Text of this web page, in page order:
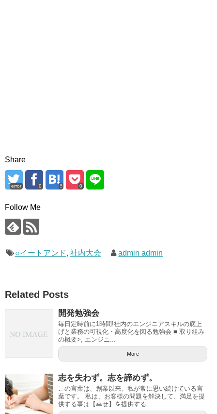
Share
error 0 0
Follow Me
○イートアンド, 社内大会 admin admin
Related Posts
開発勉強会
毎日定時前に1時間!社内のエンジニアスキルの底上
げと業務の可視化・高度化を図る勉強会 ■ 取り組み
の概要>, エンジニ...
More
志を失わず。志を諦めず。
この言葉は、創業以来、私が常に思い続けている言
葉です。 私は、お客様の問題を解決して、満足を提
供する事は【幸せ】を提供する...